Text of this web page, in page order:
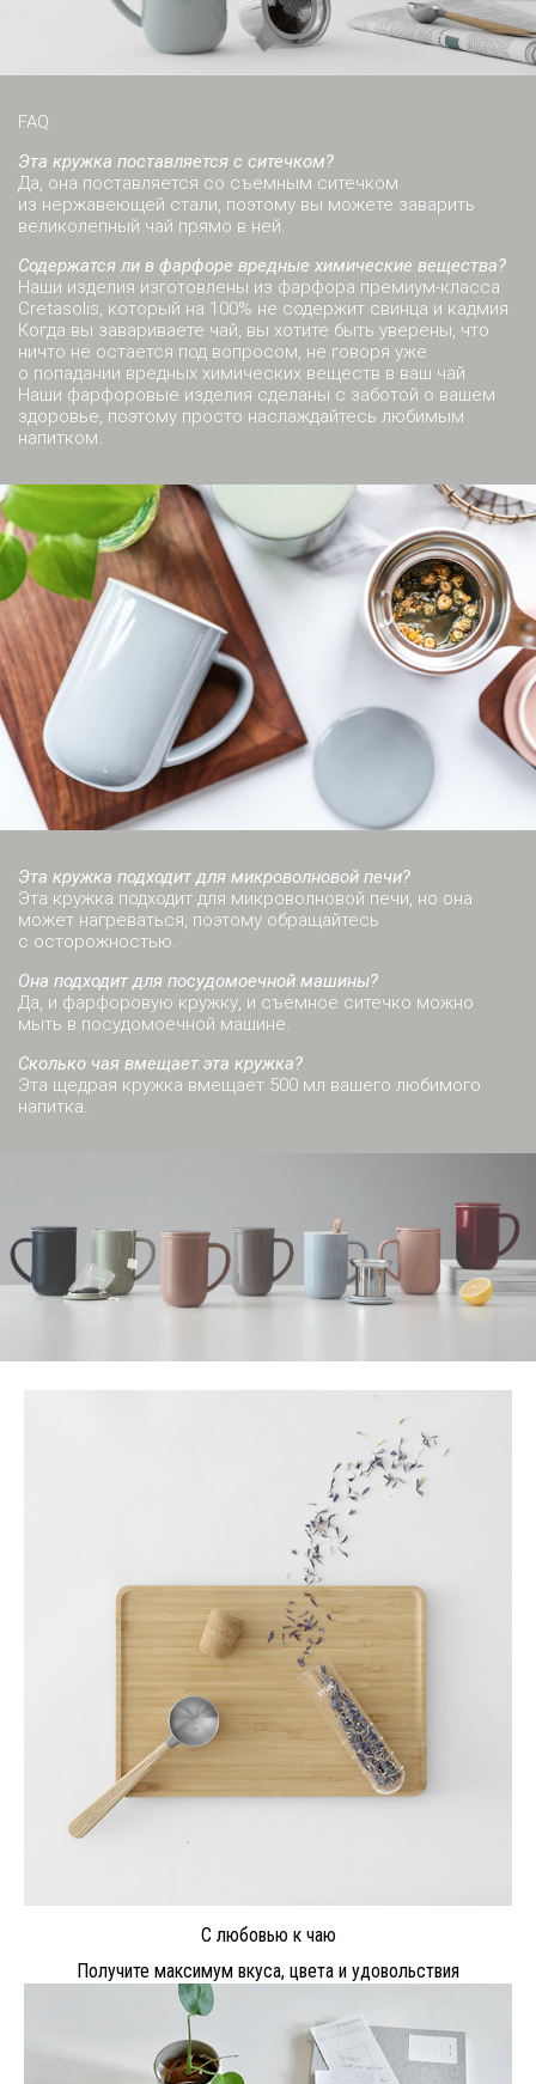
FAQ:
Эта кружка поставляется с ситечком?
Да, она поставляется со съемным ситечком
из нержавеющей стали, поэтому вы можете заварить
великолепный чай прямо в ней.
Содержатся ли в фарфоре вредные химические вещества?
Наши изделия изготовлены из фарфора премиум-класса
Cretasolis, который на 100% не содержит свинца и кадмия.
Когда вы завариваете чай, вы хотите быть уверены, что
ничто не остается под вопросом, не говоря уже
о попадании вредных химических веществ в ваш чай.
Наши фарфоровые изделия сделаны с заботой о вашем
здоровье, поэтому просто наслаждайтесь любимым
напитком.
Эта кружка подходит для микроволновой печи?
Эта кружка подходит для микроволновой печи, но она
может нагреваться, поэтому обращайтесь
с осторожностью.
Она подходит для посудомоечной машины?
Да, и фарфоровую кружку, и съемное ситечко можно
мыть в посудомоечной машине.
Сколько чая вмещает эта кружка?
Эта щедрая кружка вмещает 500 мл вашего любимого
напитка.
С любовью к чаю
Получите максимум вкуса, цвета и удовольствия